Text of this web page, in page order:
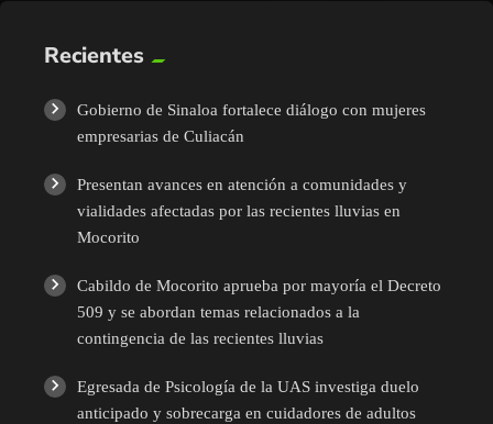
Recientes
Gobierno de Sinaloa fortalece diálogo con mujeres
empresarias de Culiacán
Presentan avances en atención a comunidades y
vialidades afectadas por las recientes lluvias en
Mocorito
Cabildo de Mocorito aprueba por mayoría el Decreto
509 y se abordan temas relacionados a la
contingencia de las recientes lluvias
Egresada de Psicología de la UAS investiga duelo
anticipado y sobrecarga en cuidadores de adultos